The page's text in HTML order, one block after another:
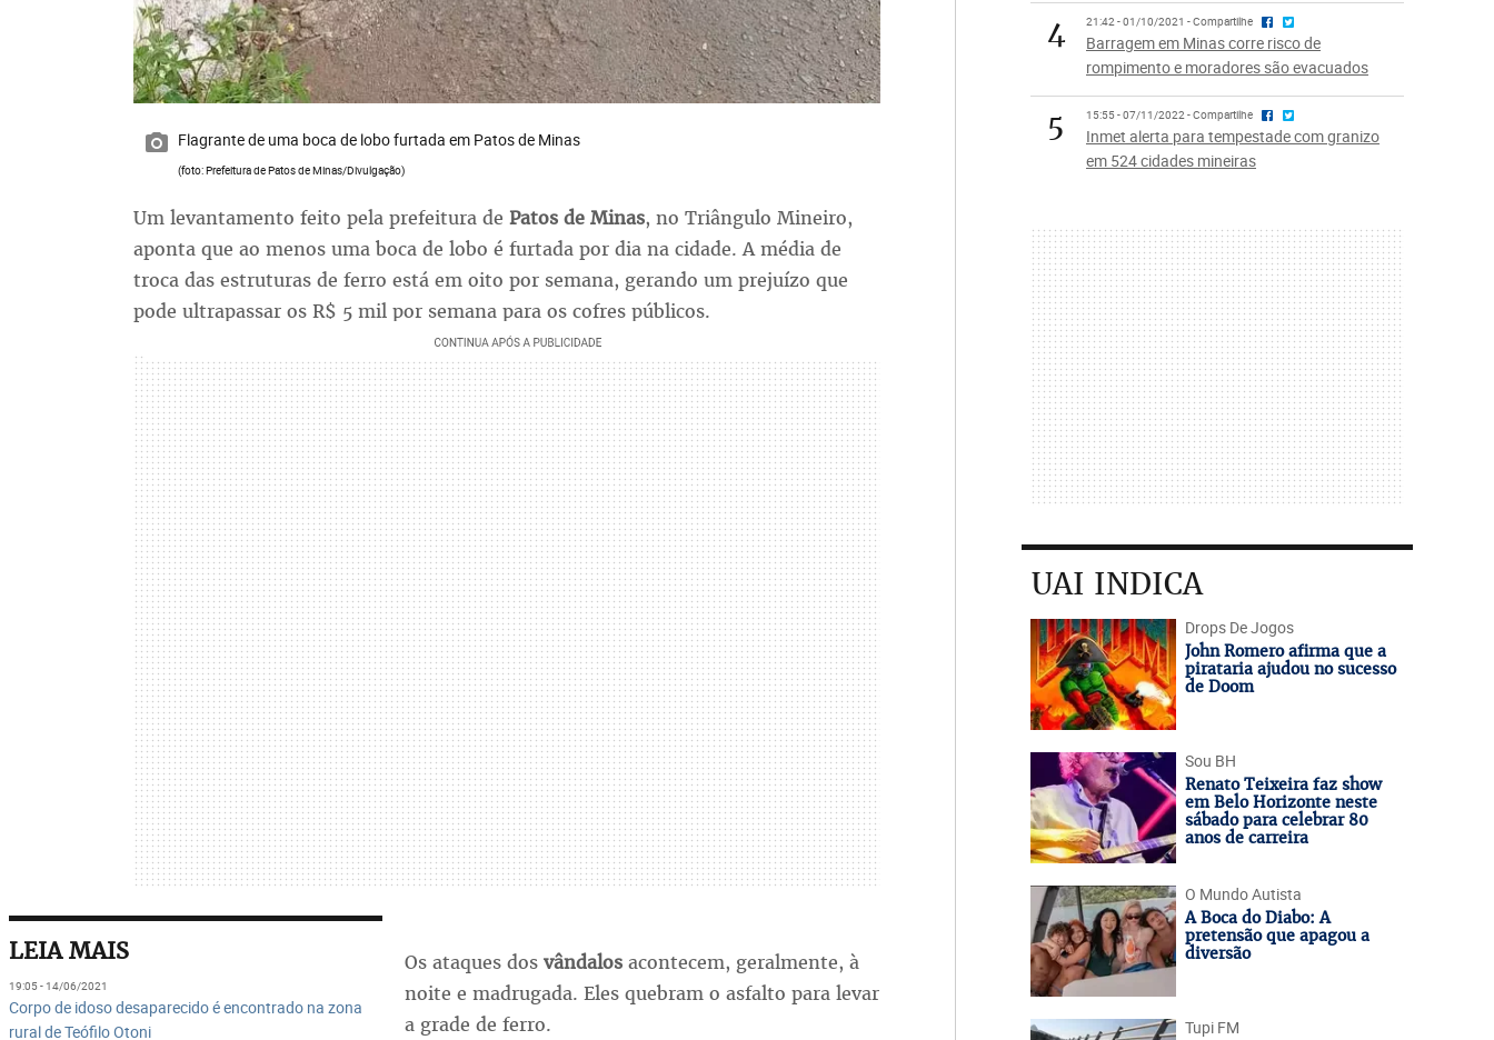
Flagrante de uma boca de lobo furtada em Patos de Minas
(foto: Prefeitura de Patos de Minas/Divulgação)
Um levantamento feito pela prefeitura de Patos de Minas, no Triângulo Mineiro,
aponta que ao menos uma boca de lobo é furtada por dia na cidade. A média de
troca das estruturas de ferro está em oito por semana, gerando um prejuízo que
pode ultrapassar os R$ 5 mil por semana para os cofres públicos.
LEIA MAIS
19:05 - 14/06/2021
Corpo de idoso desaparecido é encontrado na zona
rural de Teófilo Otoni
Os ataques dos vândalosacontecem, geralmente, à
noite e madrugada. Eles quebram o asfalto para levar
a grade de ferro.
4 21:42 - 01/10/2021 - Compartilhe
Barragem em Minas corre risco de
rompimento e moradores são evacuados
5 15:55 - 07/11/2022 - Compartilhe
Inmet alerta para tempestade com granizo
em 524 cidades mineiras
UAI INDICA
Drops De Jogos
John Romero afirma que a
pirataria ajudou no sucesso
de Doom
Sou BH
Renato Teixeira faz show
em Belo Horizonte neste
sábado para celebrar 80
anos de carreira
O Mundo Autista
A Boca do Diabo: A
pretensão que apagou a
diversão
Tupi FM